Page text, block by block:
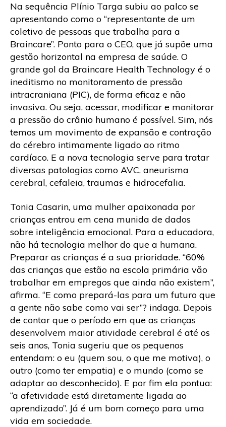
Na sequência Plínio Targa subiu ao palco se
apresentando como o “representante de um
coletivo de pessoas que trabalha para a
Braincare”. Ponto para o CEO, que já supõe uma
gestão horizontal na empresa de saúde. O
grande gol da Braincare Health Technology é o
ineditismo no monitoramento de pressão
intracraniana (PIC), de forma eficaz e não
invasiva. Ou seja, acessar, modificar e monitorar
a pressão do crânio humano é possível. Sim, nós
temos um movimento de expansão e contração
do cérebro intimamente ligado ao ritmo
cardíaco. E a nova tecnologia serve para tratar
diversas patologias como AVC, aneurisma
cerebral, cefaleia, traumas e hidrocefalia.
Tonia Casarin, uma mulher apaixonada por
crianças entrou em cena munida de dados
sobre inteligência emocional. Para a educadora,
não há tecnologia melhor do que a humana.
Preparar as crianças é a sua prioridade. “60%
das crianças que estão na escola primária vão
trabalhar em empregos que ainda não existem”,
afirma. “E como prepará-las para um futuro que
a gente não sabe como vai ser”? indaga. Depois
de contar que o período em que as crianças
desenvolvem maior atividade cerebral é até os
seis anos, Tonia sugeriu que os pequenos
entendam: o eu (quem sou, o que me motiva), o
outro (como ter empatia) e o mundo (como se
adaptar ao desconhecido). E por fim ela pontua:
“a afetividade está diretamente ligada ao
aprendizado”. Já é um bom começo para uma
vida em sociedade.